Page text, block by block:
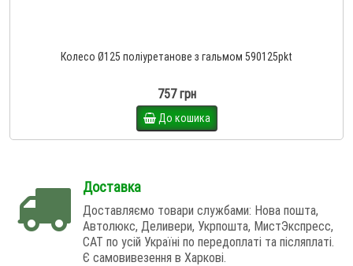
Колесо Ø125 поліуретанове з гальмом 590125pkt
757 грн
До кошика
Доставка
Доставляємо товари службами: Нова пошта,
Автолюкс, Деливери, Укрпошта, МистЭкспресс,
САТ по усій Україні по передоплаті та післяплаті.
Є самовивезення в Харкові.